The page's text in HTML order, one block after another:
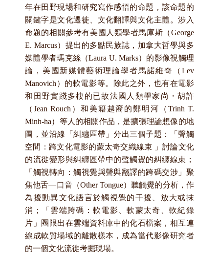
年在田野現場和研究寫作感悟的命題，該命題的
關鍵字是文化遷徙、文化翻譯與文化主體。涉入
命題的相關參考有美國人類學者馬庫斯（George
E. Marcus）提出的多點民族誌，加拿大哲學與多
媒體學者瑪克絲（Laura U. Marks）的影像視觸理
論，美國新媒體藝術理論學者馬諾維奇（Lev
Manovich ）的軟電影等。除此之外，也有在電影
和田野實踐多棲的已故法國人類學家尚・胡許
（Jean Rouch ）和美籍越裔的鄭明河（Trinh T.
Minh-ha）等人的相關作品，是擴張理論想像的地
圖，並沿線「糾纏區帶」分出三個子題：「聲觸
空間：跨文化電影的蒙太奇交織線束
」討論文化
的流徙變形與糾纏區帶中的聲觸覺的糾纏線束；
「觸視轉向：觸視覺與聲與翻譯的跨碼交涉」聚
焦他舌—口音（Other Tongue）聽觸覺的分析，作
為擾動異文化語言於觸視覺的干擾、放大或抹
消；「雲端跨碼：軟電影、軟蒙太奇、軟紀錄
片」圈限出在雲端資料庫中的化石檔案，相互連
線成軟質場域的離散樣本，成為當代影像研究者
的一個文化流徙考掘現場。